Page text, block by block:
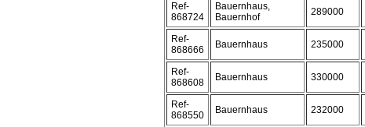
Ref-
868724
Bauernhaus,
Bauernhof
289000
Ref-
868666
Bauernhaus 235000
Ref-
868608
Bauernhaus 330000
Ref-
868550
Bauernhaus 232000